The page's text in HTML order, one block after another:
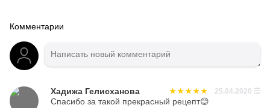
Комментарии
Хадижа Гелисханова 25.04.2020 ☰
Спасибо за такой прекрасный рецепт😊